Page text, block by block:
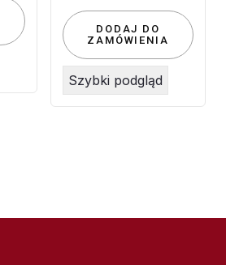
DODAJ DO
ZAMÓWIENIA
Szybki podgląd